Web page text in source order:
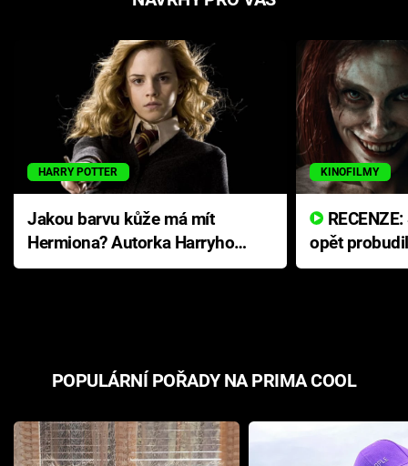
HARRY POTTER
Jakou barvu kůže má mít
Hermiona? Autorka Harryho
Pottera přišla s ráznou
KINOFILMY
opět
přichází s
POPULÁRNÍ POŘADY NA PRIMA COOL